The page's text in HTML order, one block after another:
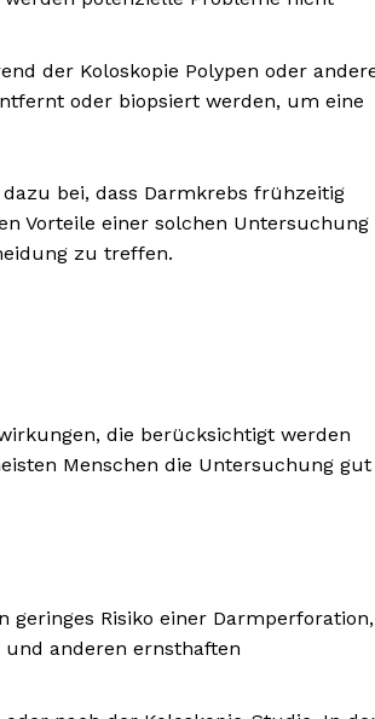
der Koloskopie Polypen oder
oder biopsiert werden, um eine
bei, dass Darmkrebs frühzeitig
Vorteile einer solchen Untersuchung
zu treffen.
die berücksichtigt werden
Menschen die Untersuchung gut
geringes Risiko einer Darmperforation,
anderen ernsthaften